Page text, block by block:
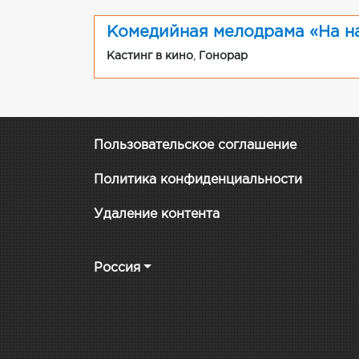
Комедийная мелодрама «На
Кастинг в кино Гонорар
Пользовательское соглашение
Политика конфиденциальности
Удаление контента
Россия